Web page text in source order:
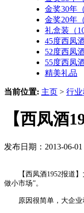
金奖30年
金奖20年
礼盒装（
45度西凤
52度西凤
55度西凤
精美礼品
当前位置: 主页 > 行
【西凤酒
发布日期：2013-06-01
【西凤酒1952报道】
做小市场”。
原因很简单，大企业动